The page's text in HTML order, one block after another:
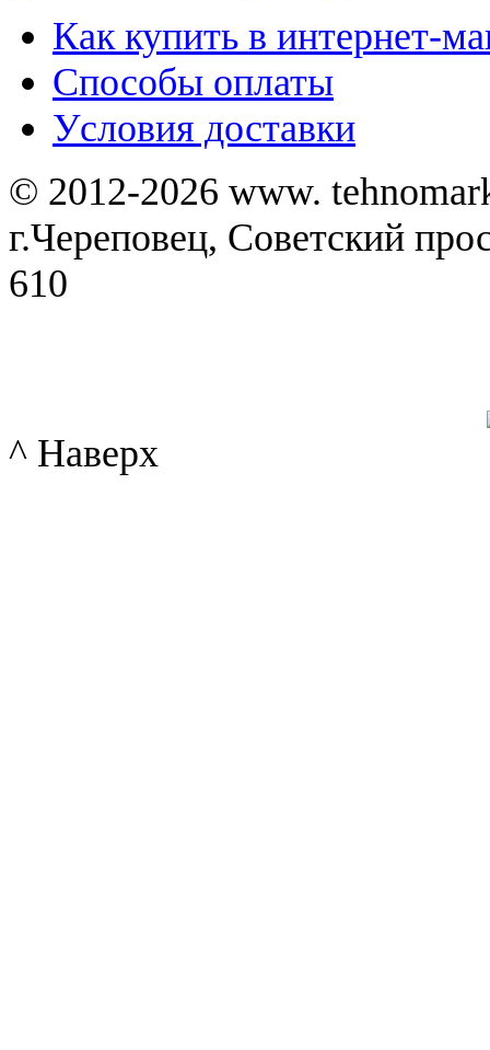
Как купить в интернет-
Способы оплаты
Уcловия доставки
© 2012-2026 www.
г.Череповец, Советский
610
^ Наверх